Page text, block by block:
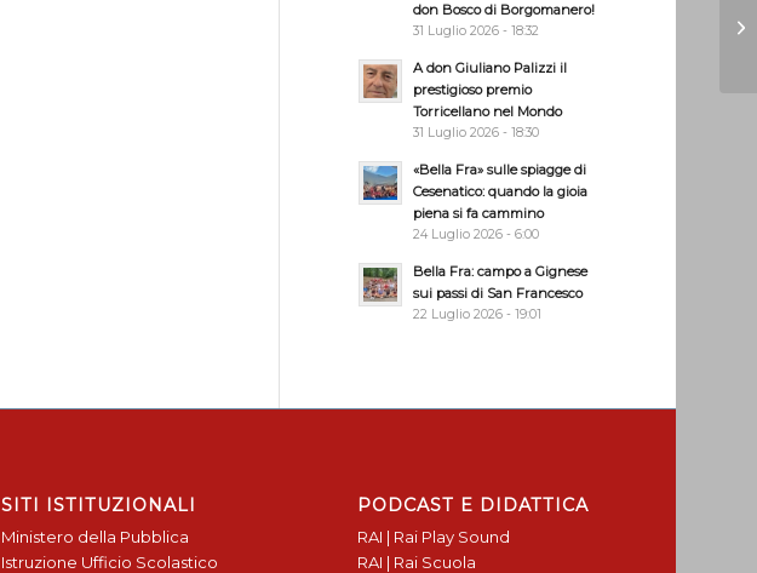
don Bosco di Borgomanero!
31 Luglio 2026 - 18:32
A don Giuliano Palizzi il
prestigioso premio
Torricellano nel Mondo
31 Luglio 2026 - 18:30
«Bella Fra» sulle spiagge di
Cesenatico: quando la gioia
piena si fa cammino
24 Luglio 2026 - 6:00
Bella Fra: campo a Gignese
sui passi di San Francesco
22 Luglio 2026 - 19:01
SITI ISTITUZIONALI
Ministero della Pubblica
Istruzione Ufficio Scolastico
PODCAST E DIDATTICA
RAI | Rai Play Sound
RAI | Rai Scuola